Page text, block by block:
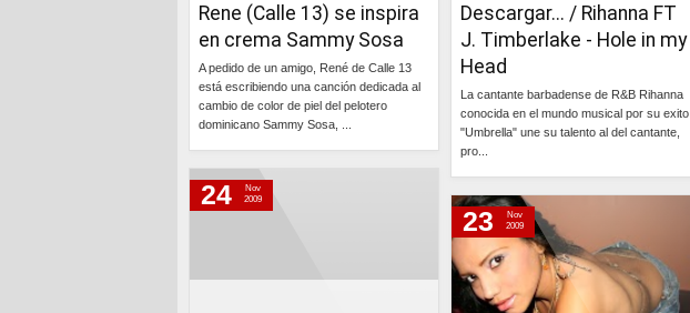
Rene (Calle 13) se inspira
en crema Sammy Sosa
A pedido de un amigo, René de Calle 13
está escribiendo una canción dedicada al
cambio de color de piel del pelotero
dominicano Sammy Sosa, ...
Descargar... / Rihanna FT
J. Timberlake - Hole in my
Head
La cantante barbadense de R&B Rihanna
conocida en el mundo musical por su exito
"Umbrella" une su talento al del cantante,
pro...
24
Nov
2009
23
Nov
2009